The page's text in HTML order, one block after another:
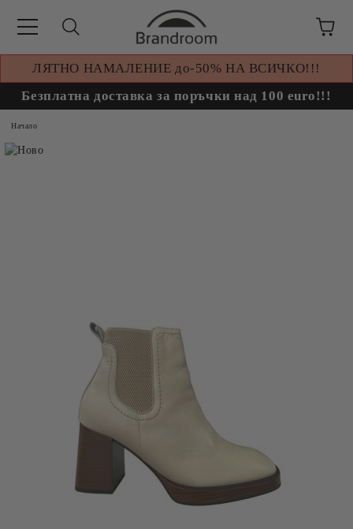
ЛЯТНО НАМАЛЕНИЕ до-50% НА ВСИЧКО!!!
Безплатна доставка за поръчки над 100 euro!!!
Начало